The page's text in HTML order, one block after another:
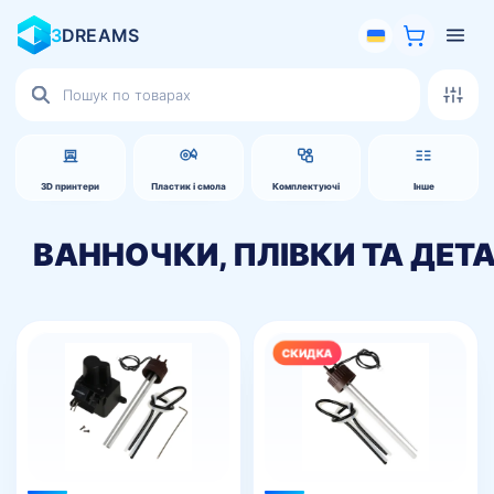
3DREAMS
3D принтери Пластик і смола Комплектуючі Інше
товарів